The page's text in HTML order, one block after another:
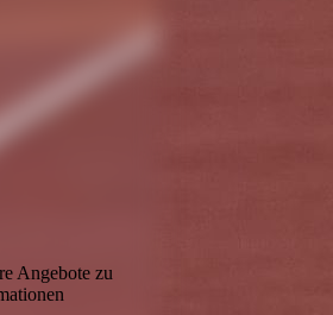
Angebote zu